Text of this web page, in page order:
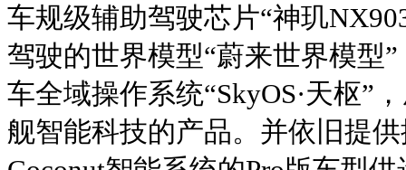
车规级辅助驾驶芯片“神玑
驾驶的世界模型“蔚来世界模型
车全域操作系统“SkyOS·天枢”
舰智能科技的产品。并依旧提